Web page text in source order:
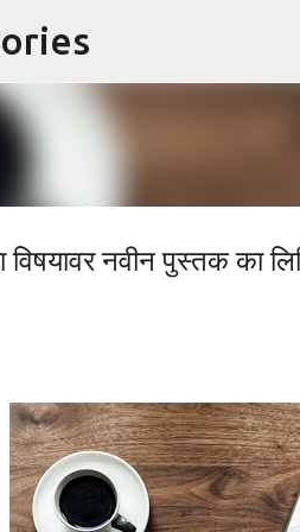
विषयावर नवीन पुस्तक का